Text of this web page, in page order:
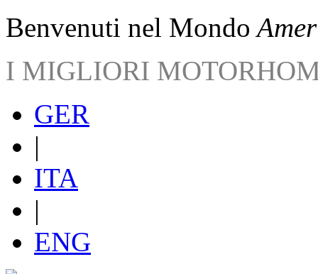
Benvenuti nel Mondo
I MIGLIORI
GER
|
ITA
|
ENG